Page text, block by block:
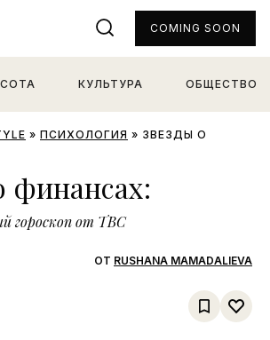
КУЛЬТУРА ОБЩЕСТВО
COMING SOON
» ПСИХОЛОГИЯ » ЗВЕЗДЫ О
финансах:
гороскоп от ТВС
ОТ RUSHANA MAMADALIEVA